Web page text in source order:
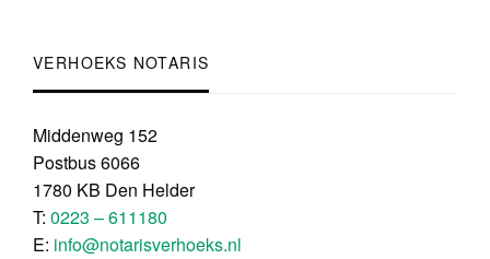
VERHOEKS NOTARIS
Middenweg 152
Postbus 6066
1780 KB Den Helder
T: 0223 – 611180
E: info@notarisverhoeks.nl